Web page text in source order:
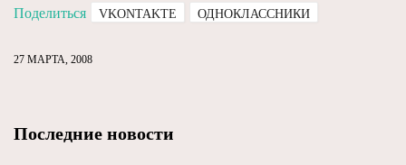
Поделиться VKONTAKTE ОДНОКЛАССНИКИ
27 МАРТА, 2008
Последние новости